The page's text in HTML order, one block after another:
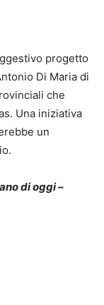
progetto
Di Maria di
che
Una iniziativa
un
di oggi –